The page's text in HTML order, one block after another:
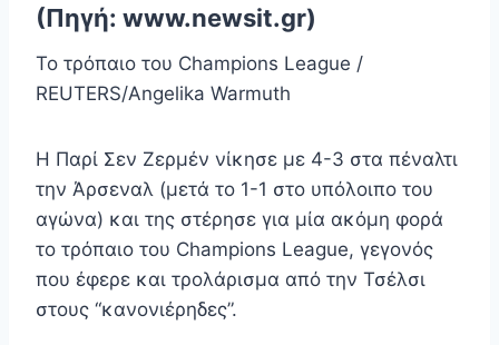
(Πηγή: www.newsit.gr)
Το τρόπαιο του Champions League /
REUTERS/Angelika Warmuth
Η Παρί Σεν Ζερμέν νίκησε με 4-3 στα πέναλτι
την Άρσεναλ (μετά το 1-1 στο υπόλοιπο του
αγώνα) και της στέρησε για μία ακόμη φορά
το τρόπαιο του Champions League, γεγονός
που έφερε και τρολάρισμα από την Τσέλσι
στους “κανονιέρηδες”.